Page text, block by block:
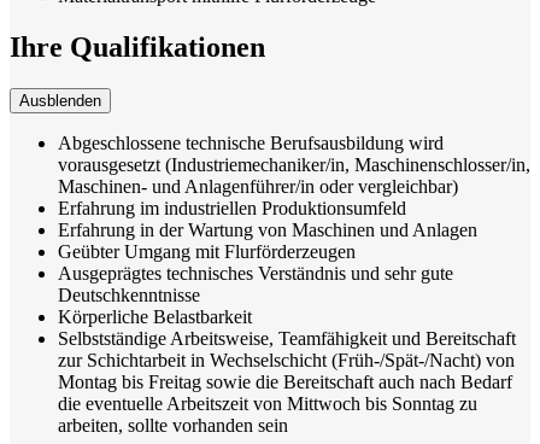
Ihre Qualifikationen
Ausblenden
Abgeschlossene technische Berufsausbildung wird
vorausgesetzt (Industriemechaniker/in, Maschinenschlosser/in,
Maschinen- und Anlagenführer/in oder vergleichbar)
Erfahrung im industriellen Produktionsumfeld
Erfahrung in der Wartung von Maschinen und Anlagen
Geübter Umgang mit Flurförderzeugen
Ausgeprägtes technisches Verständnis und sehr gute
Deutschkenntnisse
Körperliche Belastbarkeit
Selbstständige Arbeitsweise, Teamfähigkeit und Bereitschaft
zur Schichtarbeit in Wechselschicht (Früh-/Spät-/Nacht) von
Montag bis Freitag sowie die Bereitschaft auch nach Bedarf
die eventuelle Arbeitszeit von Mittwoch bis Sonntag zu
arbeiten, sollte vorhanden sein